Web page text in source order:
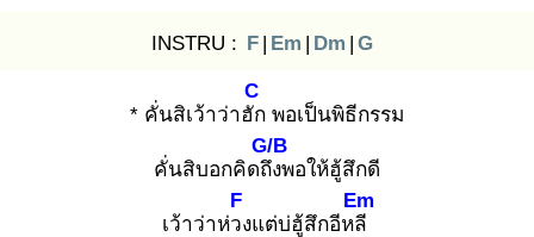
INSTRU : F | Em | Dm | G
* คั่นสิเว้าว่าฮัก
C
พอเป็นพิธีกรรม
คั่นสิบอกคิดถึง
G/B
พอให้ฮู้สึกดี
เว้าว่าห่วง
F
แต่บ่ฮู้สึกอีหลี
Em